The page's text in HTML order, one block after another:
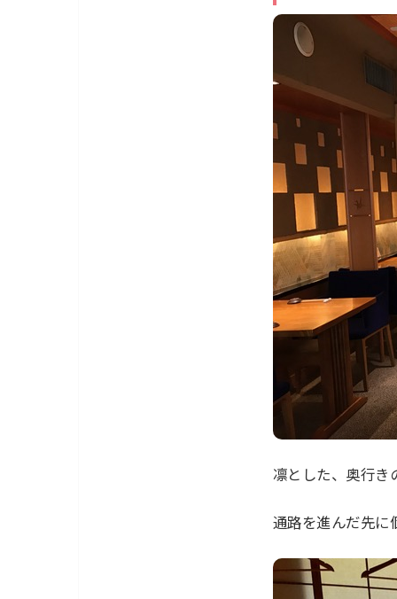
凛とした、奥行き
通路を進んだ先に